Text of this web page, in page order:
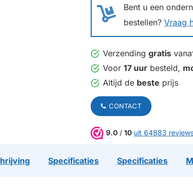
Bent u een
bestellen? Vraag
Verzending gratis
Voor 17 uur besteld,
Altijd de beste prijs
CONTACT
9.0 / 10 uit 64883
Specificaties Specificaties